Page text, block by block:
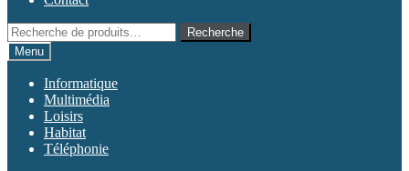
Recherche
pour :
Recherche
Menu
Informatique
Multimédia
Loisirs
Habitat
Téléphonie